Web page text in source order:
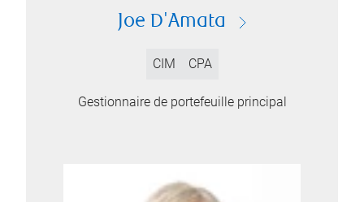
Joe D'Amata
CIM CPA
Gestionnaire de portefeuille principal